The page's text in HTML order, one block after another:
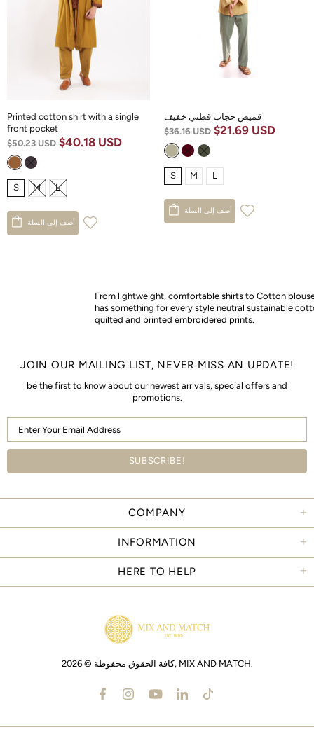
Printed cotton shirt with a single
front pocket
$50.23 USD $40.18 USD
S M L
أضف إلى السلة
قميص حجاب قطني خفيف
$36.16 USD $21.69 USD
S M L
أضف إلى السلة
From lightweight, comfortable shirts to Cotton
has something for every style neutral sustainable
quilted and printed embroidered prints.
JOIN OUR MAILING LIST, NEVER MISS AN UPDATE!
be the first to know about our newest arrivals, special offers and
promotions.
COMPANY
INFORMATION
HERE TO HELP
كافة الحقوق محفوظة © 2026, MIX AND MATCH.